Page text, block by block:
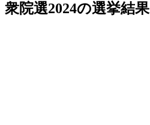
衆院選2024の選挙結果